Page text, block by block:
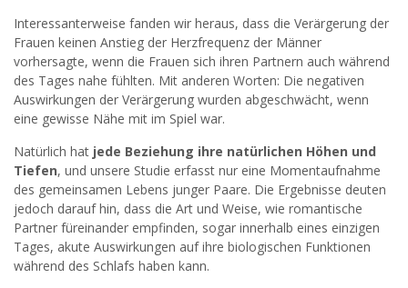
Interessanterweise fanden wir heraus, dass die Verärgerung der
Frauen keinen Anstieg der Herzfrequenz der Männer
vorhersagte, wenn die Frauen sich ihren Partnern auch während
des Tages nahe fühlten. Mit anderen Worten: Die negativen
Auswirkungen der Verärgerung wurden abgeschwächt, wenn
eine gewisse Nähe mit im Spiel war.
Natürlich hat jede Beziehung ihre natürlichen Höhen und
Tiefen, und unsere Studie erfasst nur eine Momentaufnahme
des gemeinsamen Lebens junger Paare. Die Ergebnisse deuten
jedoch darauf hin, dass die Art und Weise, wie romantische
Partner füreinander empfinden, sogar innerhalb eines einzigen
Tages, akute Auswirkungen auf ihre biologischen Funktionen
während des Schlafs haben kann.